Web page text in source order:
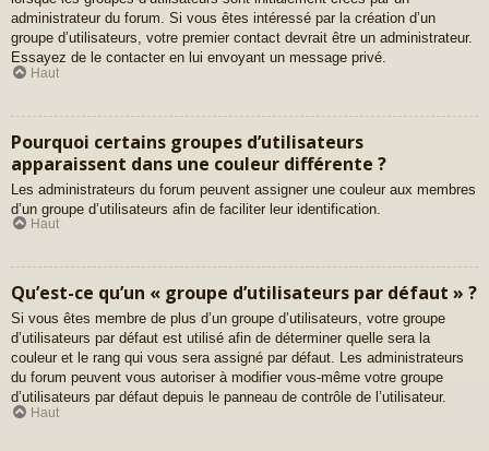
administrateur du forum. Si vous êtes intéressé par la création d’un
groupe d’utilisateurs, votre premier contact devrait être un administrateur.
Essayez de le contacter en lui envoyant un message privé.
Haut
Pourquoi certains groupes d’utilisateurs
apparaissent dans une couleur différente ?
Les administrateurs du forum peuvent assigner une couleur aux membres
d’un groupe d’utilisateurs afin de faciliter leur identification.
Haut
Qu’est-ce qu’un « groupe d’utilisateurs par défaut » ?
Si vous êtes membre de plus d’un groupe d’utilisateurs, votre groupe
d’utilisateurs par défaut est utilisé afin de déterminer quelle sera la
couleur et le rang qui vous sera assigné par défaut. Les administrateurs
du forum peuvent vous autoriser à modifier vous-même votre groupe
d’utilisateurs par défaut depuis le panneau de contrôle de l’utilisateur.
Haut